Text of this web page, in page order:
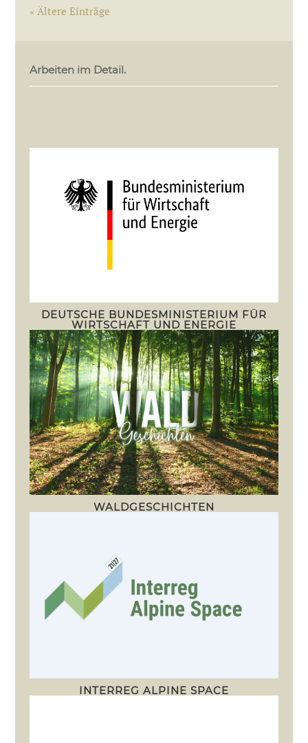
« Ältere Einträge
Arbeiten im Detail.
DEUTSCHE BUNDESMINISTERIUM FÜR
WIRTSCHAFT UND ENERGIE
WALDGESCHICHTEN
INTERREG ALPINE SPACE